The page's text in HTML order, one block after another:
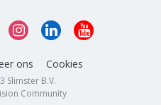
ons Cookies
Slimster B.V.
Community